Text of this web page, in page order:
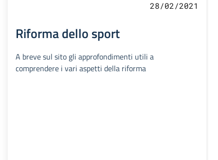
28/02/2021
Riforma dello sport
A breve sul sito gli approfondimenti utili a
comprendere i vari aspetti della riforma